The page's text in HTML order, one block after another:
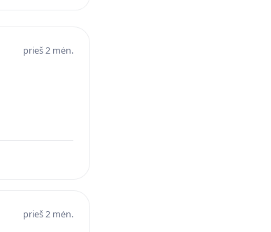
prieš 2 mėn.
prieš 2 mėn.